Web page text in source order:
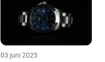
03 juni 2025